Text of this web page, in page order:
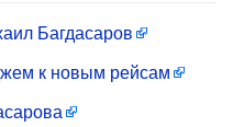
Багдасаров
к новым рейсам